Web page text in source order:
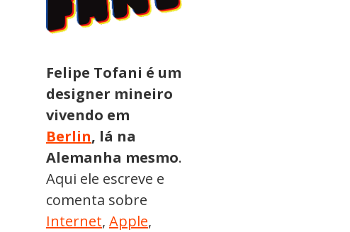
Felipe Tofani é um
designer mineiro
vivendo em
Berlin, lá na
Alemanha mesmo.
Aqui ele escreve e
comenta sobre
Internet, Apple,